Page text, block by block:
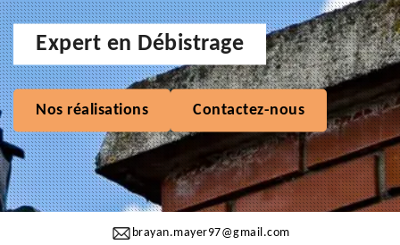
brayan.mayer97@gmail.com
Expert en Débistrage
Nos réalisations Contactez-nous